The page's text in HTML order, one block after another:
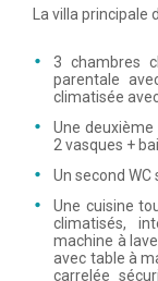
La villa principale
3 chambres
parentale
climatisée
Une
2 vasques +
Un second WC
Une cuisine
climatisés,
machine à
avec table à
carrelée